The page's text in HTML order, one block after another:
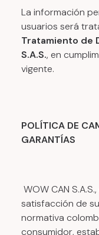
La información
usuarios será
Tratamiento de
S.A.S., en
vigente.
POLÍTICA DE
GARANTÍAS
WOW CAN
satisfacción de
normativa
consumidor,